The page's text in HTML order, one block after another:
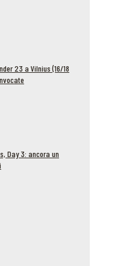
23 a Vilnius (16/18
Day 3: ancora un